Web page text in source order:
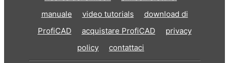
manuale
video tutorials
download di
ProfiCAD
acquistare ProfiCAD
privacy
policy
contattaci